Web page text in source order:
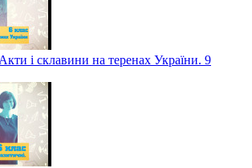
Акти і склавини на теренах України. 9